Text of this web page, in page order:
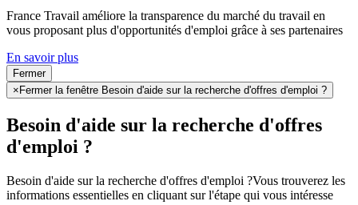
France Travail améliore la transparence du marché du travail en
vous proposant plus d'opportunités d'emploi grâce à ses partenaires
En savoir plus
Fermer
× Fermer la fenêtre Besoin d'aide sur la recherche d'offres d'emploi ?
Besoin d'aide sur la recherche d'offres
d'emploi ?
Besoin d'aide sur la recherche d'offres d'emploi ?Vous trouverez les
informations essentielles en cliquant sur l'étape qui vous intéresse